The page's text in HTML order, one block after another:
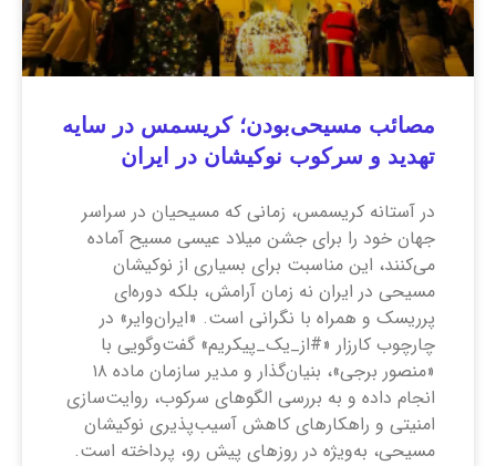
مصائب مسیحی‌بودن؛ کریسمس در سایه
تهدید و سرکوب نوکیشان در ایران
در آستانه کریسمس، زمانی که مسیحیان در سراسر
جهان خود را برای جشن میلاد عیسی مسیح آماده
می‌کنند، این مناسبت برای بسیاری از نوکیشان
مسیحی در ایران نه زمان آرامش، بلکه دوره‌ای
پرریسک و همراه با نگرانی است. «ایران‌وایر» در
چارچوب کارزار «#از_یک_پیکریم» گفت‌وگویی با
«منصور برجی»، بنیان‌گذار و مدیر سازمان ماده ۱۸
انجام داده و به بررسی الگوهای سرکوب، روایت‌سازی
امنیتی و راهکارهای کاهش آسیب‌پذیری نوکیشان
مسیحی، به‌ویژه در روزهای پیش رو، پرداخته است.